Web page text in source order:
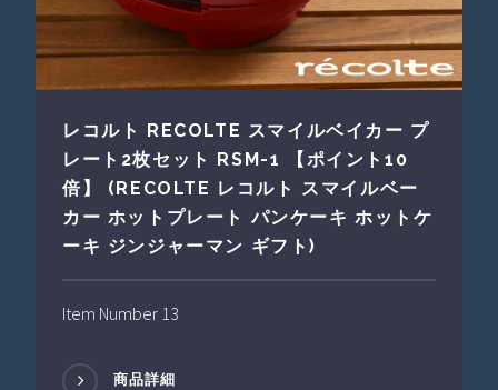
レコルト RECOLTE スマイルベイカー プ
レート2枚セット RSM-1 【ポイント10
倍】 (RECOLTE レコルト スマイルベー
カー ホットプレート パンケーキ ホットケ
ーキ ジンジャーマン ギフト)
Item Number 13
商品詳細